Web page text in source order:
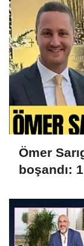
Ömer
boşandı: